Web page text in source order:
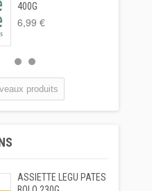
400G
6,99 €
produits
ASSIETTE LEGU PATES